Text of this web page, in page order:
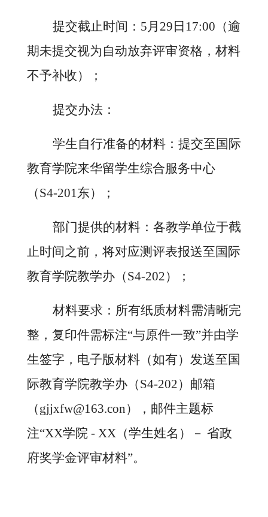
提交截止时间： 5 月 29 日 17:00（逾
期未提交视为自动放弃评审资格，材料
不予补收）；
提交办法：
学生自行准备的材料：提交至国际
教育学院来华留学生综合服务中心
（S4-201 东）；
部门提供的材料：各教学单位于截
止时间之前，将对应测评表报送至国际
教育学院教学办（S4-202）；
材料要求：所有纸质材料需清晰完
整，复印件需标注“与原件一致”并由学
生签字，电子版材料（如有）发送至国
际教育学院教学办（S4-202）邮箱
（gjjxfw@163.con），邮件主题标
注“XX学院 - XX（学生姓名）－ 省政
府奖学金评审材料”。